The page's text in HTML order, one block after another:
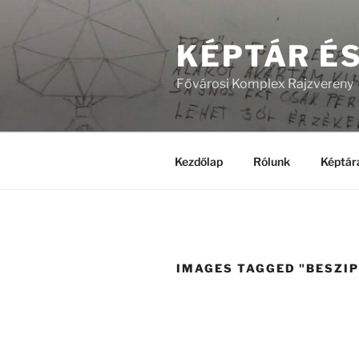
KÉPTÁR
Fővárosi Komplex Rajzvereny
Kezdőlap Rólunk
IMAGES TAGGED